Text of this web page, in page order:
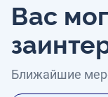
Вас
Ближайшие